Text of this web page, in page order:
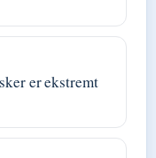
er ekstremt